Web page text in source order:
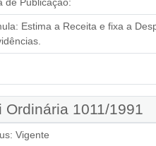
Estima a Receita e fixa a
Ordinária 1011/1991
Vigente